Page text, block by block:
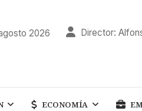
2026 Director:
ECONOMÍA